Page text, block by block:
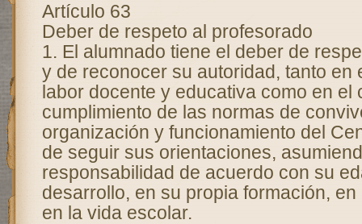
Artículo 63
Deber de respeto al profesorado
1. El alumnado tiene el deber de
y de reconocer su autoridad, tanto en
labor docente y educativa como en el
cumplimiento de las normas de
organización y funcionamiento del
de seguir sus orientaciones,
responsabilidad de acuerdo con su
desarrollo, en su propia formación,
en la vida escolar.